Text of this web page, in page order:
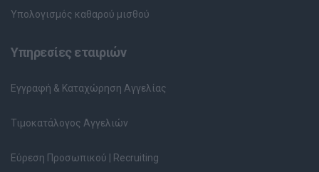
Υπολογισμός καθαρού μισθού
Υπηρεσίες εταιριών
Εγγραφή & Καταχώρηση Αγγελίας
Τιμοκατάλογος Αγγελιών
Εύρεση Προσωπικού | Recruiting